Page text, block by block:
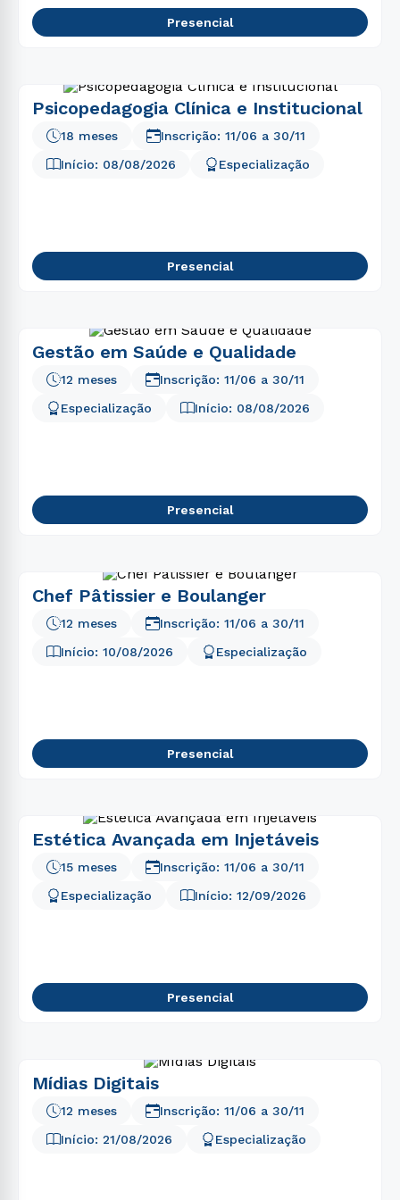
Presencial
Psicopedagogia Clínica e Institucional
Início: 08/08/2026 Especialização
18 meses Inscrição: 11/06 a 30/11
Presencial
Gestão em Saúde e Qualidade
Especialização Início: 08/08/2026
12 meses Inscrição: 11/06 a 30/11
Presencial
Chef Pâtissier e Boulanger
Início: 10/08/2026
12 meses
Especialização
Inscrição: 11/06 a 30/11
Presencial
Estética Avançada em Injetáveis
Especialização Início: 12/09/2026
15 meses Inscrição: 11/06 a 30/11
Presencial
Mídias Digitais
Início: 21/08/2026
12 meses
Especialização
Inscrição: 11/06 a 30/11